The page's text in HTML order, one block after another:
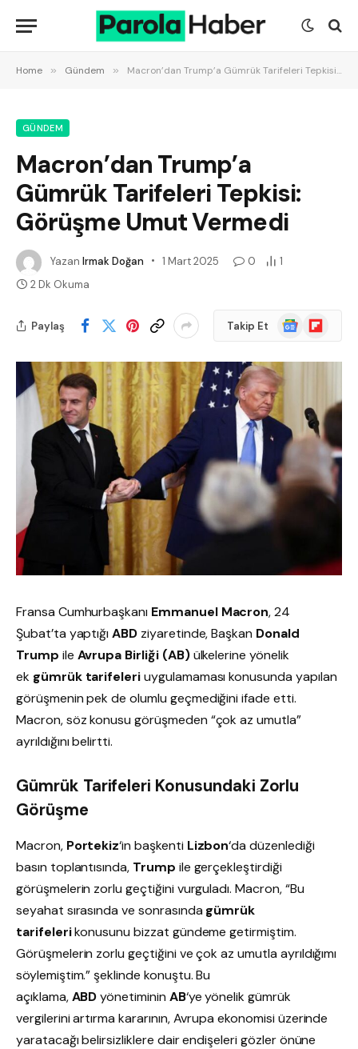
Home » Gündem » Macron’dan Trump’a Gümrük Tarifeleri Tepkisi: Görüşme Umut Vermedi
GÜNDEM
Macron’dan Trump’a
Gümrük Tarifeleri Tepkisi:
Görüşme Umut Vermedi
Yazan Irmak Doğan 1 Mart 2025 0
1
2 Dk Okuma
Paylaş Takip Et
Google
News
Flipboard
Fransa Cumhurbaşkanı Emmanuel Macron, 24
Şubat’ta yaptığıABD ziyaretinde, Başkan Donald
Trump ile Avrupa Birliği (AB)ülkelerine yönelik
ek gümrük tarifeleriuygulamaması konusunda yapılan
görüşmenin pek de olumlu geçmediğini ifade etti.
Macron, söz konusu görüşmeden “çok az umutla”
ayrıldığını belirtti.
Gümrük Tarifeleri Konusundaki Zorlu
Görüşme
Macron, Portekiz‘in başkenti Lizbon‘da düzenlediği
basın toplantısında, Trump ile gerçekleştirdiği
görüşmelerin zorlu geçtiğini vurguladı. Macron, “Bu
seyahat sırasında ve sonrasında gümrük
tarifelerikonusunu bizzat gündeme getirmiştim.
Görüşmelerin zorlu geçtiğini ve çok az umutla ayrıldığımı
söylemiştim.” şeklinde konuştu. Bu
açıklama,ABDyönetiminin AB‘ye yönelik gümrük
vergilerini artırma kararının, Avrupa ekonomisi üzerinde
yaratacağı belirsizliklere dair endişeleri gözler önüne